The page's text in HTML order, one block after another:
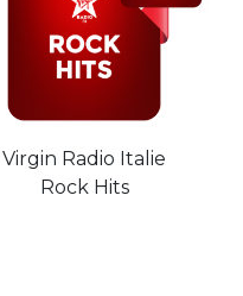
Virgin Radio Italie
Rock Hits